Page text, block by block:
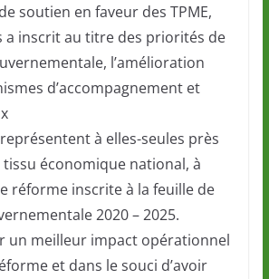
soutien en faveur des TPME,
a inscrit au titre des priorités de
l’amélioration
d’accompagnement et
à elles-seules près
tissu économique national, à
réforme inscrite à la feuille de
2020 – 2025.
un meilleur impact opérationnel
et dans le souci d’avoir